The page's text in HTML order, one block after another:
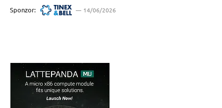
Sponzor: 14/06/2026